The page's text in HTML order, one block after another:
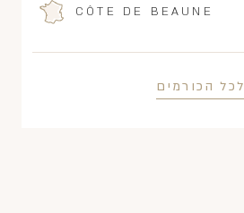
CÔTE DE BEAUNE
לכל הכורמים